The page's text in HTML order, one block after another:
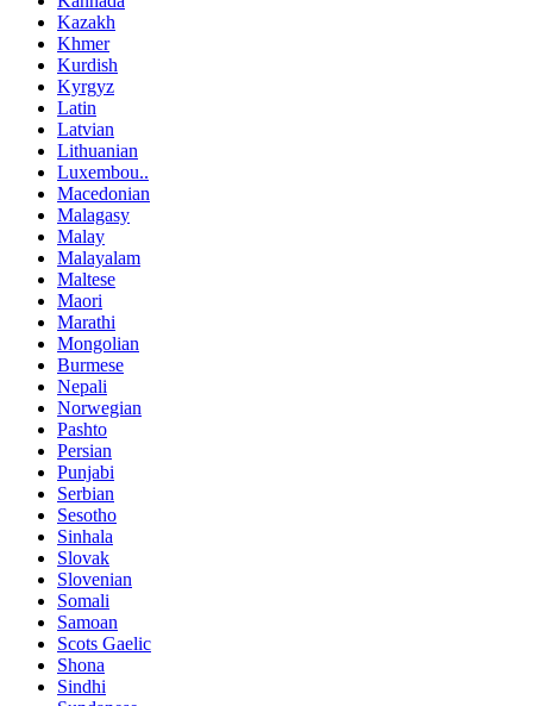
Kazakh
Khmer
Kurdish
Kyrgyz
Latin
Latvian
Lithuanian
Luxembou..
Macedonian
Malagasy
Malay
Malayalam
Maltese
Maori
Marathi
Mongolian
Burmese
Nepali
Norwegian
Pashto
Persian
Punjabi
Serbian
Sesotho
Sinhala
Slovak
Slovenian
Somali
Samoan
Scots Gaelic
Shona
Sindhi